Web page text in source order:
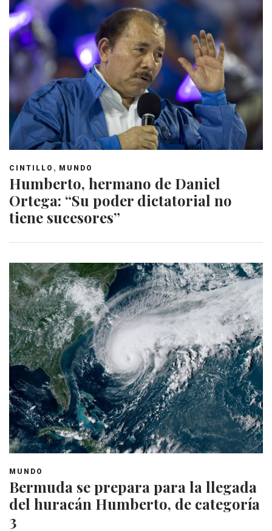
CINTILLO , MUNDO
Humberto, hermano de Daniel
Ortega: “Su poder dictatorial no
tiene sucesores”
MUNDO
Bermuda se prepara para la llegada
del huracán Humberto, de categoría
3